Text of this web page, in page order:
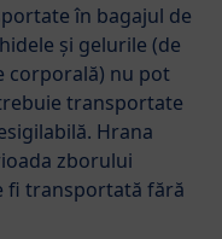
în bagajul de
și gelurile (de
corporală) nu pot
transportate
Hrana
zborului
fi transportată fără